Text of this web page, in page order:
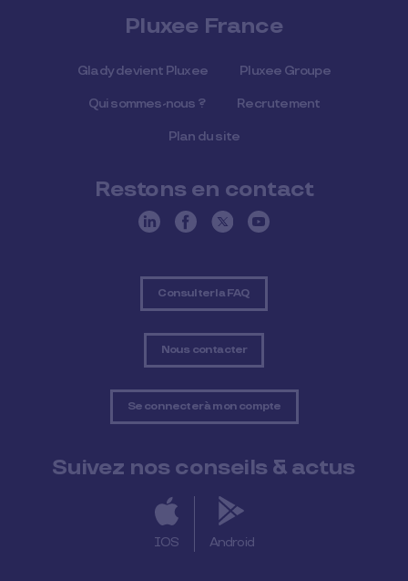
Pluxee France
Glady devient Pluxee Pluxee Groupe
Qui sommes-nous ? Recrutement
Plan du site
Restons en contact
Consulter la FAQ
Nous contacter
Se connecter à mon compte
Suivez nos conseils & actus
IOS Android